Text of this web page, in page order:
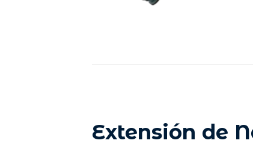
Extensión de